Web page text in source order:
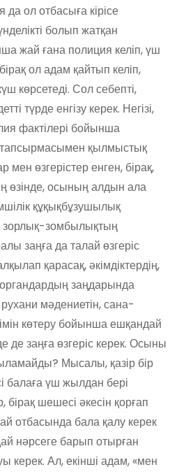
ол отбасыға кірісе
болып жатқан
жай ғана полиция келіп, үш
ол адам қайтып келіп,
көрсетеді. Сол себепті,
түрде енгізу керек. Негізі,
фактілері бойынша
тапсырмасымен қылмыстық
мен өзгерістер енген, бірақ,
өзінде, осының алдын ала
құқықбұзушылық
зорлық-зомбылықтың
заңға да талай өзгеріс
қарасақ, әкімдіктердің,
органдардың заңдарында
мәдениетін, сана-
көтеру бойынша ешқандай
де заңға өзгеріс керек. Осыны
Мысалы, қазір бір
балаға үш жылдан бері
бірақ шешесі әкесін қорғап
отбасында бала қалу керек
нәрсеге барып отырған
керек. Ал, екінші адам, «мен